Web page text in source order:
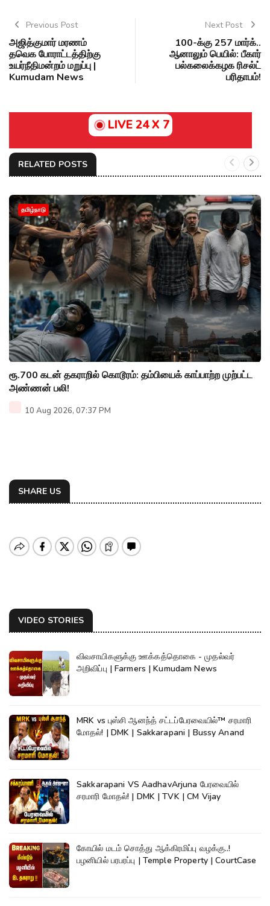
Previous Post
அஜித்குமார் மரணம்
தவெக போராட்டத்திற்கு
உயர்நீதிமன்றம் மறுப்பு |
Kumudam News
Next Post
100-க்கு 257 மார்க்..
ஆனாலும் பெயில்: பீகார்
பல்கலைக்கழக ரிசல்ட்
பரிதாபம்!
LIVE 24 X 7
RELATED POSTS
தமிழ்நாடு
ரூ.700 கடன் தகராறில் கொடூரம்: தம்பியைக் காப்பாற்ற முற்பட்ட
அண்ணன் பலி!
10 Aug 2026, 07:37 PM
SHARE US
VIDEO STORIES
விவசாயிகளுக்கு ஊக்கத்தொகை - முதல்வர்
அறிவிப்பு | Farmers | Kumudam News
MRK vs புஸ்சி ஆனந்த் சட்டப்பேரவையில்™ சரமாரி
மோதல்! | DMK | Sakkarapani | Bussy Anand
Sakkarapani VS AadhavArjuna பேரவையில்
சரமாரி மோதல்! | DMK | TVK | CM Vijay
கோயில் மடம் சொத்து ஆக்கிரமிப்பு வழக்கு..!
பழனியில் பரபரப்பு | Temple Property | CourtCase